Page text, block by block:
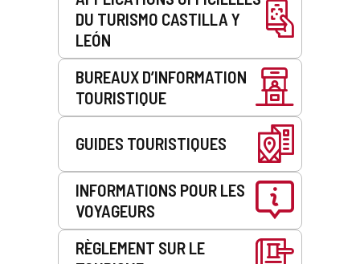
DU TURISMO CASTILLA Y
LEÓN
BUREAUX D’INFORMATION
TOURISTIQUE
GUIDES TOURISTIQUES
INFORMATIONS POUR LES
VOYAGEURS
RÈGLEMENT SUR LE